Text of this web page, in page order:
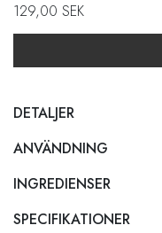
129,00 SEK
DETALJER
ANVÄNDNING
INGREDIENSER
SPECIFIKATIONER